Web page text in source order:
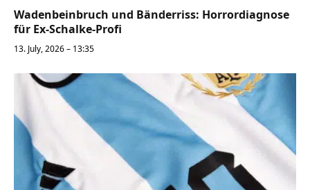
Wadenbeinbruch und Bänderriss: Horrordiagnose
für Ex-Schalke-Profi
13. July, 2026 – 13:35